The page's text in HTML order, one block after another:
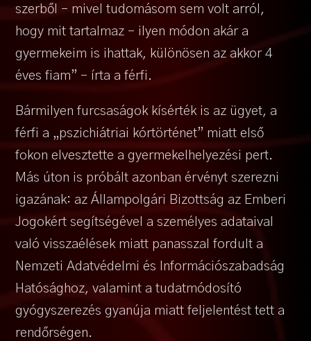
szerből – mivel tudomásom sem volt arról,
hogy mit tartalmaz – ilyen módon akár a
gyermekeim is ihattak, különösen az akkor 4
éves fiam” – írta a férfi.
Bármilyen furcsaságok kísérték is az ügyet, a
férfi a „pszichiátriai kórtörténet” miatt első
fokon elvesztette a gyermekelhelyezési pert.
Más úton is próbált azonban érvényt szerezni
igazának: az Állampolgári Bizottság az Emberi
Jogokért segítségével a személyes adataival
való visszaélések miatt panasszal fordult a
Nemzeti Adatvédelmi és Információszabadság
Hatósághoz, valamint a tudatmódosító
gyógyszerezés gyanúja miatt feljelentést tett a
rendőrségen.